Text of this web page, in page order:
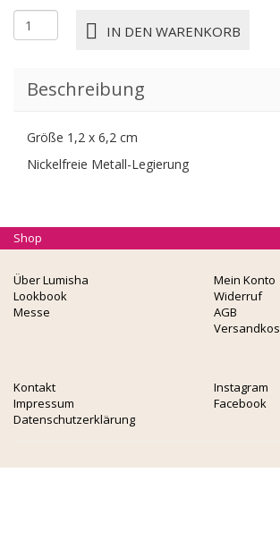
E854
OHRRING
Menge
IN DEN WARENKORB
Beschreibung
Größe 1,2 x 6,2 cm
Nickelfreie Metall-Legierung
Über Lumisha
Lookbook
Messe
Mein Konto
Widerruf
AGB
Kontakt
Impressum
Datenschutzerklärung
Instagram
Facebook
Shop